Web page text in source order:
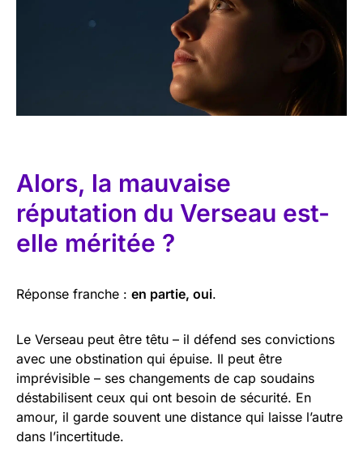
Alors, la mauvaise
réputation du Verseau est-
elle méritée ?
Réponse franche : en partie, oui.
Le Verseau peut être têtu – il défend ses convictions
avec une obstination qui épuise. Il peut être
imprévisible – ses changements de cap soudains
déstabilisent ceux qui ont besoin de sécurité. En
amour, il garde souvent une distance qui laisse l’autre
dans l’incertitude.